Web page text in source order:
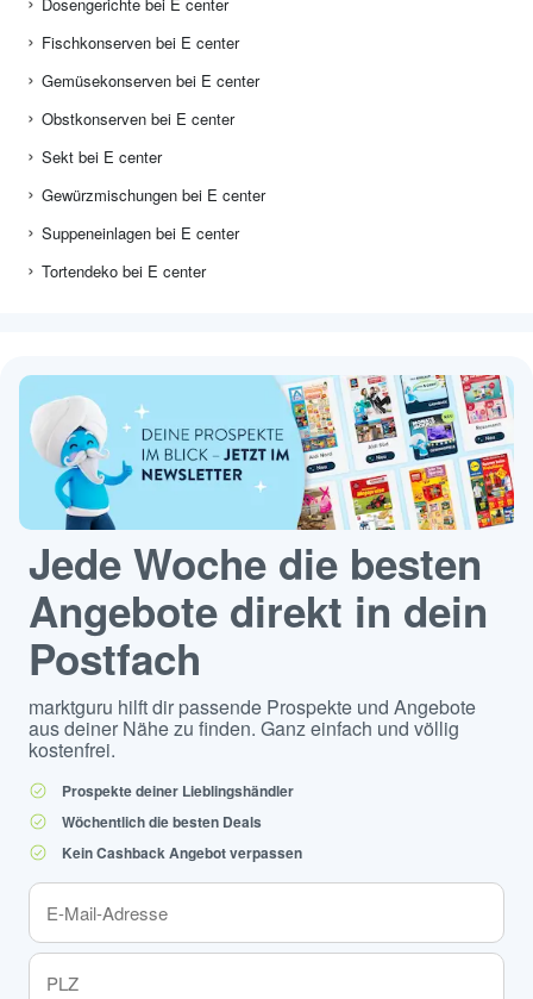
Fischkonserven bei E center
Gemüsekonserven bei E center
Obstkonserven bei E center
Sekt bei E center
Gewürzmischungen bei E center
Suppeneinlagen bei E center
Tortendeko bei E center
Jede Woche die besten
Angebote direkt in dein
Postfach
marktguru hilft dir passende Prospekte und Angebote
aus deiner Nähe zu finden. Ganz einfach und völlig
kostenfrei.
Prospekte deiner Lieblingshändler
Wöchentlich die besten Deals
Kein Cashback Angebot verpassen